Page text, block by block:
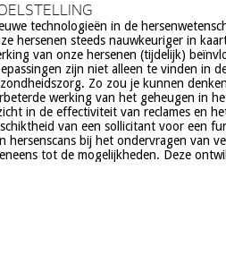
technologieën in de
hersenen steeds nauwkeuriger in
van onze hersenen (tijdelijk)
zijn niet alleen te vinden in
Zo zou je kunnen
werking van het geheugen in
in de effectiviteit van reclames en
van een sollicitant voor een
hersenscans bij het ondervragen van
tot de mogelijkheden. Deze
ook veel vragen op, onder meer op
(recht op privacy, gelijkheid,
(veiligheid) en veranderingen in ons
stelsel. De beoogde commerciële toepassing
aantal van deze technologieën is een extra
Het doel van dit project is om een
ontwikkeling van
te realiseren,